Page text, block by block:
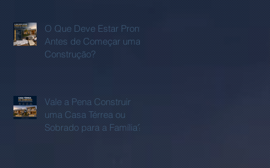
O Que Deve Estar Pronto
Antes de Começar uma
Construção?
Vale a Pena Construir
uma Casa Térrea ou
Sobrado para a Família?